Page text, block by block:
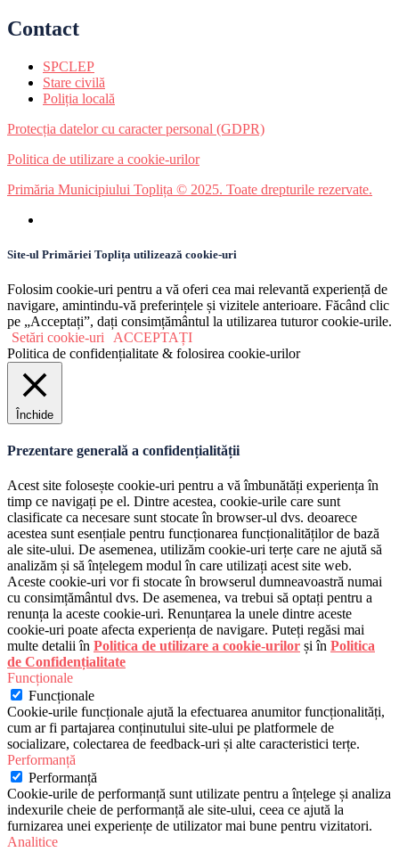
Contact
SPCLEP
Stare civilă
Poliția locală
Protecția datelor cu caracter personal (GDPR)
Politica de utilizare a cookie-urilor
Primăria Municipiului Toplița © 2025. Toate drepturile rezervate.
Site-ul Primăriei Toplița utilizează cookie-uri
Folosim cookie-uri pentru a vă oferi cea mai relevantă experiență de
navigare, amintindu-vă preferințele și vizitele anterioare. Făcând clic
pe „Acceptați”, dați consimțământul la utilizarea tuturor cookie-urile.
Setări cookie-uri
ACCEPTAȚI
Politica de confidențialitate & folosirea cookie-urilor
Închide
Prezentare generală a confidențialității
Acest site folosește cookie-uri pentru a vă îmbunătăți experiența în
timp ce navigați pe el. Dintre acestea, cookie-urile care sunt
clasificate ca necesare sunt stocate în browser-ul dvs. deoarece
acestea sunt esențiale pentru funcționarea funcționalităților de bază
ale site-ului. De asemenea, utilizăm cookie-uri terțe care ne ajută să
analizăm și să înțelegem modul în care utilizați acest site web.
Aceste cookie-uri vor fi stocate în browserul dumneavoastră numai
cu consimțământul dvs. De asemenea, va trebui să optați pentru a
renunța la aceste cookie-uri. Renunțarea la unele dintre aceste
cookie-uri poate afecta experiența de navigare. Puteți regăsi mai
multe detalii în Politica de utilizare a cookie-urilor și în Politica
de Confidențialitate
Funcționale
Funcționale
Cookie-urile funcționale ajută la efectuarea anumitor funcționalități,
cum ar fi partajarea conținutului site-ului pe platformele de
socializare, colectarea de feedback-uri și alte caracteristici terțe.
Performanță
Performanță
Cookie-urile de performanță sunt utilizate pentru a înțelege și analiza
indexurile cheie de performanță ale site-ului, ceea ce ajută la
furnizarea unei experiențe de utilizator mai bune pentru vizitatori.
Analitice